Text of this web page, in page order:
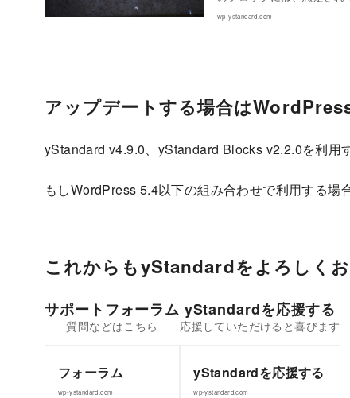
wp-ystandard.com
アップデートする場合は
yStandard v4.9.0、yStandard Blocks v2.2.0を利用
もしWordPress 5.4以下の組み合わせで利用する場
これからもyStandardをよろしく
サポートフォーラム
フォーラム
wp-ystandard.com
yStandardを応援する
yStandardを応援する
wp-ystandard.com